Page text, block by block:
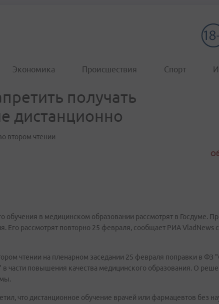
Экономика Происшествия Спорт
получать
дистанционно
втором чтении
обучения в медицинском образовании рассмотрят в Госдуме.
Его рассмотрят повторно 25 февраля, сообщает РИА VladNews
чтении на пленарном заседании 25 февраля поправки в ФЗ
части повышения качества медицинского образования. О
что дистанционное обучение врачей или фармацевтов без